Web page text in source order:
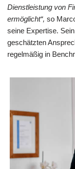
Dienstleistung von
ermöglicht“, so
seine Expertise.
geschätzten
regelmäßig in